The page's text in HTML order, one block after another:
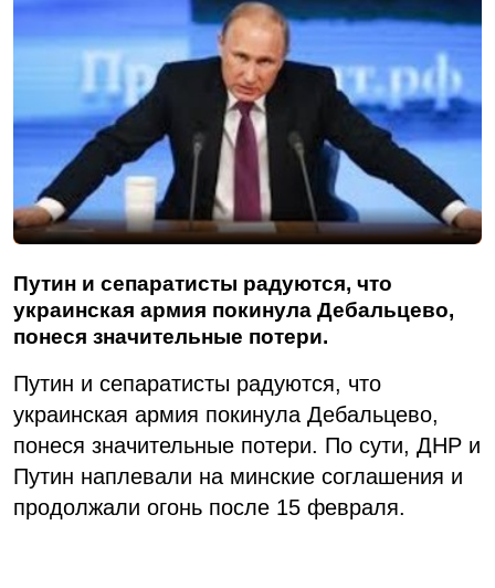
Путин и сепаратисты радуются, что
украинская армия покинула Дебальцево,
понеся значительные потери.
Путин и сепаратисты радуются, что
украинская армия покинула Дебальцево,
понеся значительные потери. По сути, ДНР и
Путин наплевали на минские соглашения и
продолжали огонь после 15 февраля.